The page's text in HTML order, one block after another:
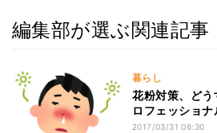
編集部が選ぶ関連記事
暮らし
花粉対策、ど
ロフェッショ
2017/03/31 06:30